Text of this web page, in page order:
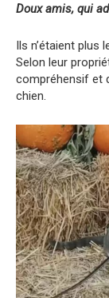
Doux amis, qui
Ils n’étaient plus
Selon leur
compréhensif et
chien.